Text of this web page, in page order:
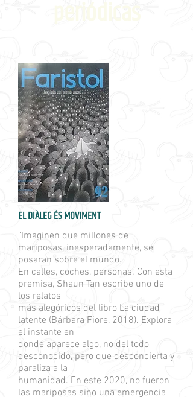
EL DIÀLEG ÉS MOVIMENT
"Imaginen que millones de
mariposas, inesperadamente, se
posaran sobre el mundo.
En calles, coches, personas. Con esta
premisa, Shaun Tan escribe uno de
los relatos
más alegóricos del libro La ciudad
latente (Bárbara Fiore, 2018). Explora
el instante en
donde aparece algo, no del todo
desconocido, pero que desconcierta y
paraliza a la
humanidad. En este 2020, no fueron
las mariposas sino una emergencia